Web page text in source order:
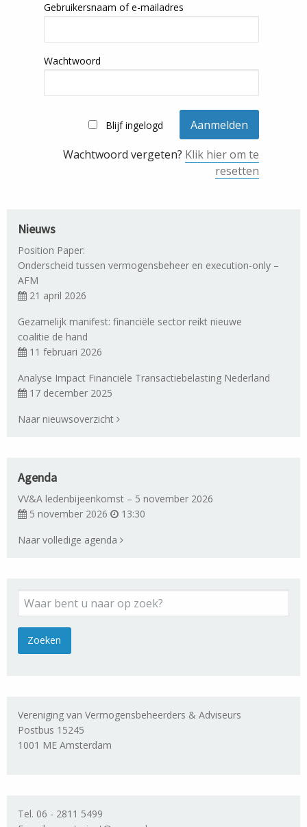
Gebruikersnaam of e-mailadres
Wachtwoord
Blijf ingelogd
Wachtwoord vergeten? Klik hier om te
resetten
Nieuws
Position Paper:
Onderscheid tussen vermogensbeheer en execution-only –
AFM
21 april 2026
Gezamelijk manifest: financiële sector reikt nieuwe
coalitie de hand
11 februari 2026
Analyse Impact Financiële Transactiebelasting Nederland
17 december 2025
Naar nieuwsoverzicht
Agenda
VV&A ledenbijeenkomst – 5 november 2026
5 november 2026
13:30
Naar volledige agenda
Vereniging van Vermogensbeheerders & Adviseurs
Postbus 15245
1001 ME Amsterdam
Tel. 06 - 2811 5499